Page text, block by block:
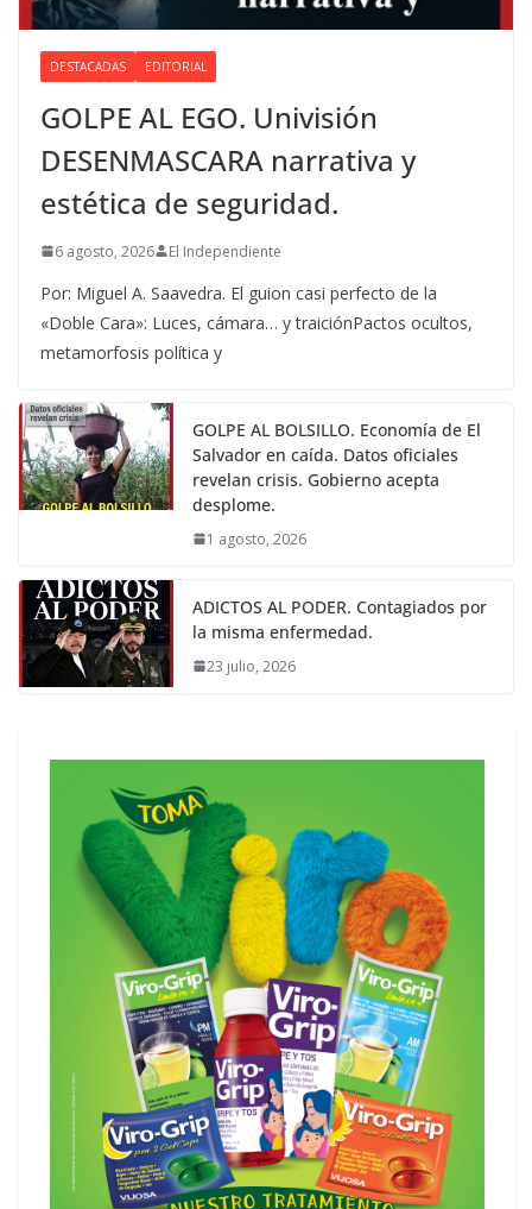
DESTACADAS EDITORIAL
GOLPE AL EGO. Univisión
DESENMASCARA narrativa y
estética de seguridad.
6 agosto, 2026 El Independiente
Por: Miguel A. Saavedra. El guion casi perfecto de la
«Doble Cara»: Luces, cámara… y traiciónPactos ocultos,
metamorfosis política y
GOLPE AL BOLSILLO. Economía de El
Salvador en caída. Datos oficiales
revelan crisis. Gobierno acepta
desplome.
1 agosto, 2026
ADICTOS AL PODER. Contagiados por
la misma enfermedad.
23 julio, 2026